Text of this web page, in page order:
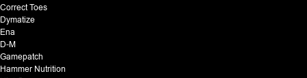
Correct Toes
Dymatize
Ena
D-M
Gamepatch
Hammer Nutrition